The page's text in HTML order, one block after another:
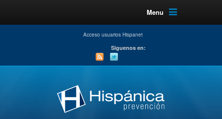
Menu
Acceso usuarios Hispanet
Siguenos en: